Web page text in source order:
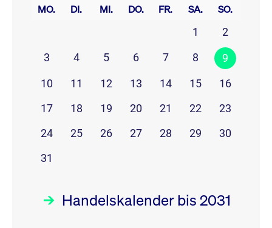
MO. DI. MI. DO. FR. SA. SO.
1
2
3
4 5 6 7 8 9
10 11 12 13 14 15
16
17
18 19 20 21 22
23
24
25 26 27 28 29
30
31
Handelskalender bis 2031